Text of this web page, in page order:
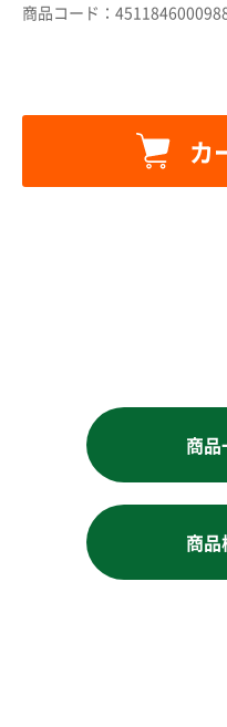
商品コード：
カ
カートに
商品
商品